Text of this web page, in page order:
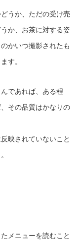
うか、ただの受け売
か、お茶に対する姿
かいつ撮影されたも
す。
であれば、ある程
その品質はかなりの
映されていないこと
メニューを読むこと